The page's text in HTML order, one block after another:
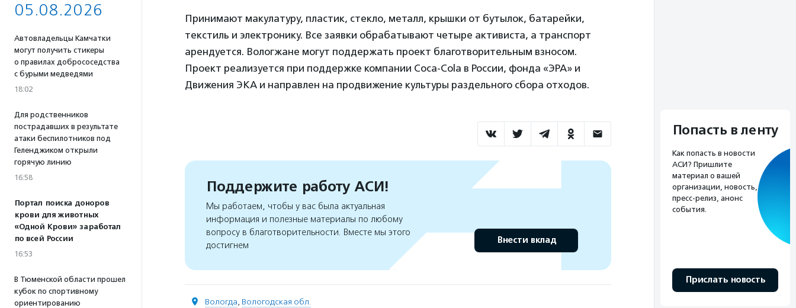
05.08.2026
Автовладельцы Камчатки
могут получить стикеры
о правилах добрососедства
с бурыми медведями
18:02
Для родственников
пострадавших в результате
атаки беспилотников под
Геленджиком открыли
горячую линию
16:58
Портал поиска доноров
крови для животных
«Одной Крови» заработал
по всей России
16:53
В Тюменской области прошел
кубок по спортивному
ориентированию
Принимают макулатуру, пластик, стекло, металл, крышки от бутылок, батарейки,
текстиль и электронику. Все заявки обрабатывают четыре активиста, а транспорт
арендуется. Вологжане могут поддержать проект благотворительным взносом.
Проект реализуется при поддержке компании Coca-Cola в России, фонда «ЭРА» и
Движения ЭКА и направлен на продвижение культуры раздельного сбора отходов.
Поддержите работу АСИ!
Мы работаем, чтобы у вас была актуальная
информация и полезные материалы по любому
вопросу в благотворительности. Вместе мы этого
достигнем
Внести вклад
Вологда, Вологодская обл.
Попасть в ленту
Как попасть в новости
АСИ? Пришлите
материал о вашей
организации, новость,
пресс-релиз, анонс
события.
Прислать новость